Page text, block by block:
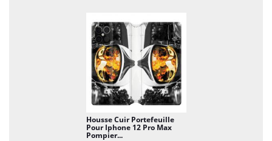
Housse Cuir Portefeuille
Pour Iphone 12 Pro Max
Pompier...